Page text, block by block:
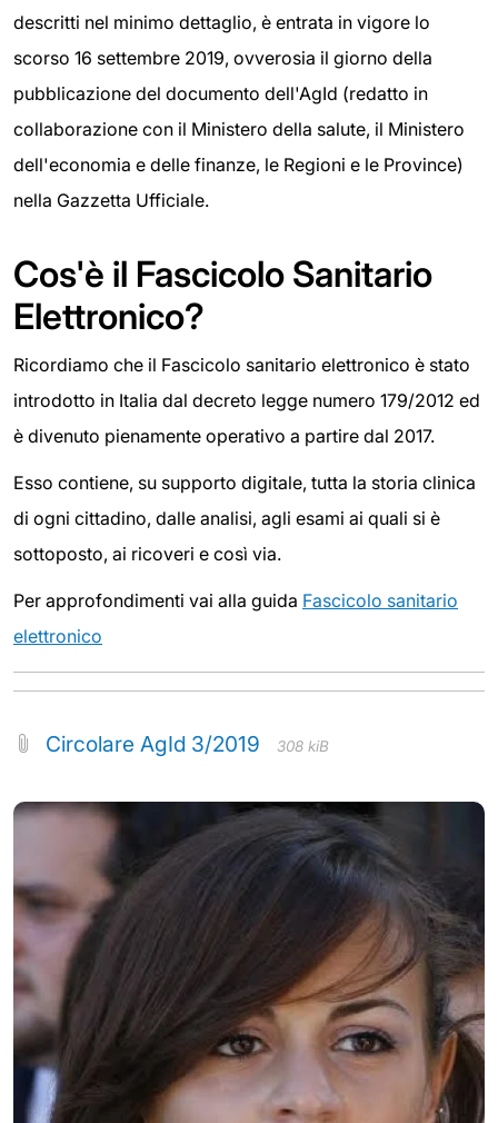
descritti nel minimo dettaglio, è entrata in vigore lo
scorso 16 settembre 2019, ovverosia il giorno della
pubblicazione del documento dell'AgId (redatto in
collaborazione con il Ministero della salute, il Ministero
dell'economia e delle finanze, le Regioni e le Province)
nella Gazzetta Ufficiale.
Cos'è il Fascicolo Sanitario
Elettronico?
Ricordiamo che il Fascicolo sanitario elettronico è stato
introdotto in Italia dal decreto legge numero 179/2012 ed
è divenuto pienamente operativo a partire dal 2017.
Esso contiene, su supporto digitale, tutta la storia clinica
di ogni cittadino, dalle analisi, agli esami ai quali si è
sottoposto, ai ricoveri e così via.
Per approfondimenti vai alla guida Fascicolo sanitario
elettronico
Circolare AgId 3/2019 308 kiB